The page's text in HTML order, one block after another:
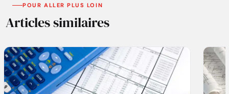
POUR ALLER PLUS LOIN
Articles similaires